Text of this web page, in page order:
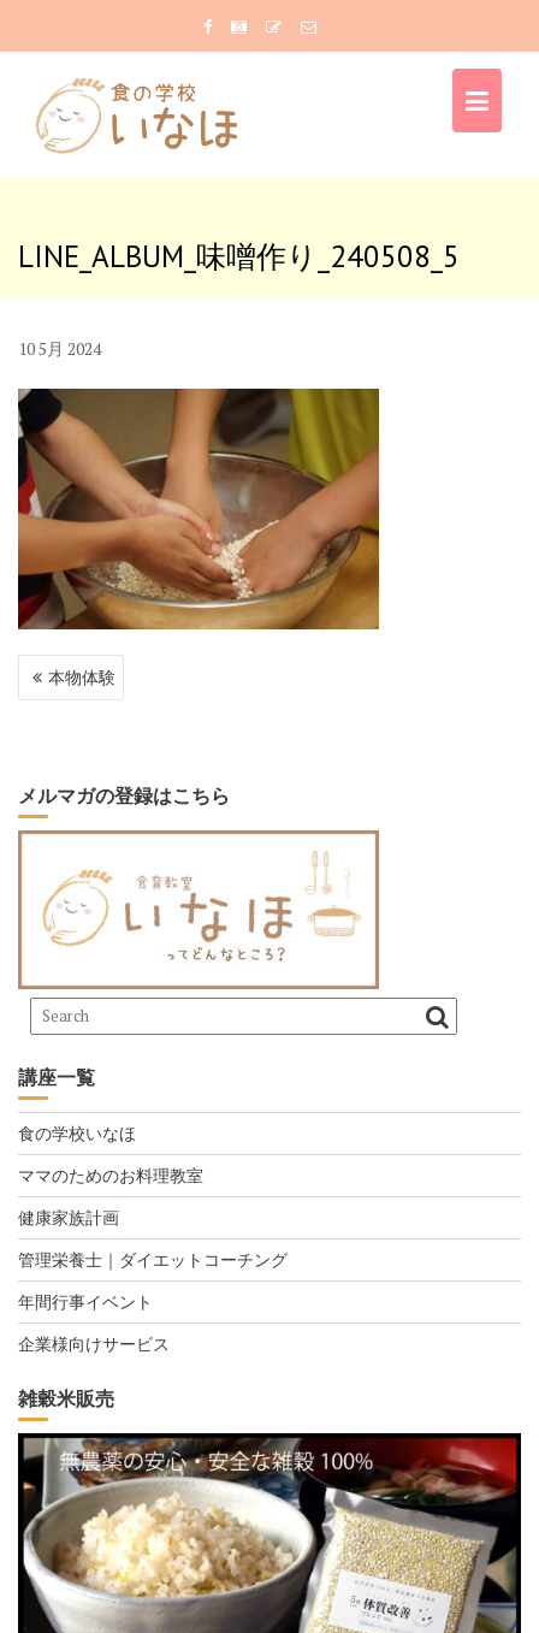
LINE_ALBUM_味噌作り_240508_5
105月 2024
投
稿
ー
シ
本物体験
メルマガの登録はこちら
講座一覧
食の学校いなほ
ママのためのお料理教室
健康家族計画
管理栄養士｜ダイエットコーチング
年間行事イベント
企業様向けサービス
雑穀米販売